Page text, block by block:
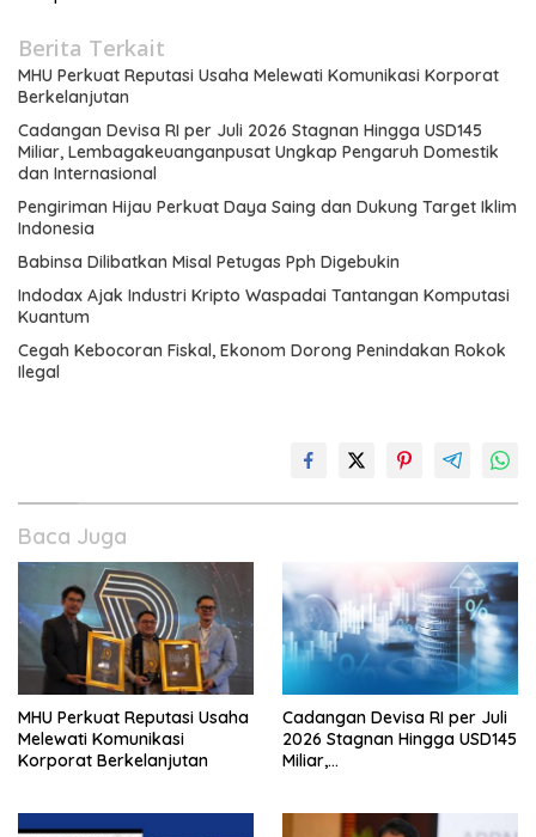
Berita Terkait
MHU Perkuat Reputasi Usaha Melewati Komunikasi Korporat
Berkelanjutan
Cadangan Devisa RI per Juli 2026 Stagnan Hingga USD145
Miliar, Lembagakeuanganpusat Ungkap Pengaruh Domestik
dan Internasional
Pengiriman Hijau Perkuat Daya Saing dan Dukung Target Iklim
Indonesia
Babinsa Dilibatkan Misal Petugas Pph Digebukin
Indodax Ajak Industri Kripto Waspadai Tantangan Komputasi
Kuantum
Cegah Kebocoran Fiskal, Ekonom Dorong Penindakan Rokok
Ilegal
Baca Juga
MHU Perkuat Reputasi Usaha
Melewati Komunikasi
Korporat Berkelanjutan
Cadangan Devisa RI per Juli
2026 Stagnan Hingga USD145
Miliar,
dan Internasional